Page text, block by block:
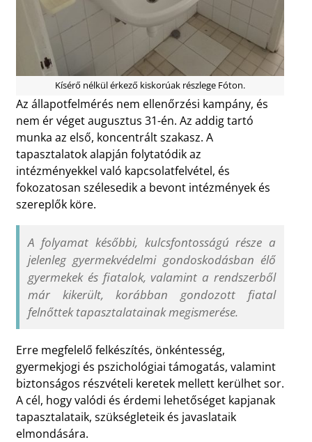
Kísérő nélkül érkező kiskorúak részlege Fóton.
Az állapotfelmérés nem ellenőrzési kampány, és
nem ér véget augusztus 31-én. Az addig tartó
munka az első, koncentrált szakasz. A
tapasztalatok alapján folytatódik az
intézményekkel való kapcsolatfelvétel, és
fokozatosan szélesedik a bevont intézmények és
szereplők köre.
A folyamat későbbi, kulcsfontosságú része a
jelenleg gyermekvédelmi gondoskodásban élő
gyermekek és fiatalok, valamint a rendszerből
már kikerült, korábban gondozott fiatal
felnőttek tapasztalatainak megismerése.
Erre megfelelő felkészítés, önkéntesség,
gyermekjogi és pszichológiai támogatás, valamint
biztonságos részvételi keretek mellett kerülhet sor.
A cél, hogy valódi és érdemi lehetőséget kapjanak
tapasztalataik, szükségleteik és javaslataik
elmondására.